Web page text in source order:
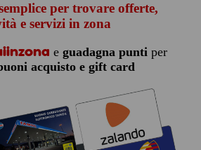
per trovare offerte,
e servizi in zona
e guadagna puntiper
acquisto e gift card